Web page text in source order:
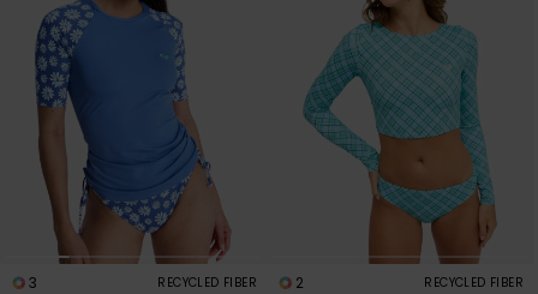
3 RECYCLED FIBER 2 RECYCLED FIBER